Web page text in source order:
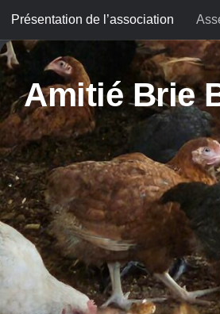
Skip to content
Présentation de l’association
Amitié Brie